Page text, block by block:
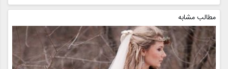
مطالب مشابه